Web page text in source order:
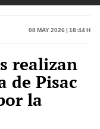
| Sin Guion con
Palacios
08 May 2026 | 18:44 h
realizan
de Pisac
la